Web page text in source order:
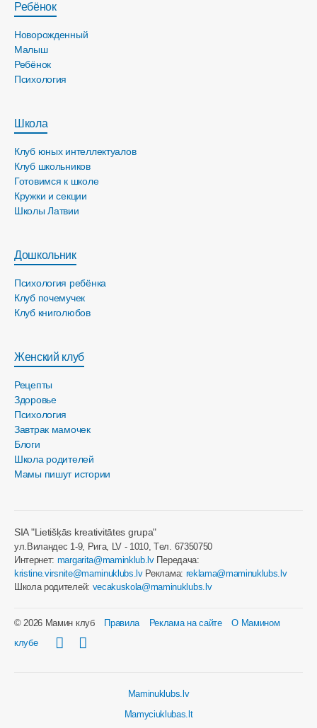
Ребёнок
Новорожденный
Малыш
Ребёнок
Психология
Школа
Клуб юных интеллектуалов
Клуб школьников
Готовимся к школе
Кружки и секции
Школы Латвии
Дошкольник
Психология ребёнка
Клуб почемучек
Клуб книголюбов
Женский клуб
Рецепты
Здоровье
Психология
Завтрак мамочек
Блоги
Школа родителей
Мамы пишут истории
SIA "Lietišķās kreativitātes grupa"
ул.Виландес 1-9, Рига, LV - 1010, Tел. 67350750
Интернет: margarita@maminklub.lvПередача:
kristine.virsnite@maminuklubs.lvРеклама: reklama@maminuklubs.lv
Школа родителей: vecakuskola@maminuklubs.lv
© 2026 Мамин клуб Правила Реклама на сайте
О Мамином
клубе
Maminuklubs.lv
Mamyciuklubas.lt